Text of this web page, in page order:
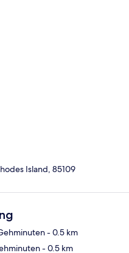
Island, 85109
- 0.5 km
- 0.5 km